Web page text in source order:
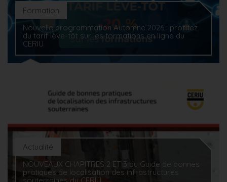
Formation
Nouvelle programmation Automne 2026 : profitez
du tarif lève-tôt sur les formations en ligne du
CERIU
Actualité
NOUVEAUX CHAPITRES 2 ET 3 du Guide de bonnes
pratiques de localisation des infrastructures